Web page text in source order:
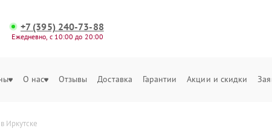
+7 (395) 240-73-88
Ежедневно, с 10:00 до 20:00
О нас Отзывы Доставка Гарантии Акции и скидки
Иркутске